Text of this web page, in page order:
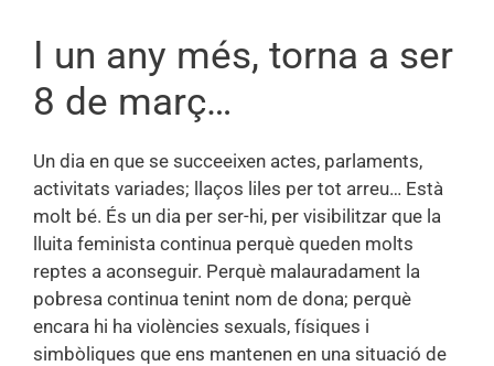
I un any més, torna a ser
8 de març…
Un dia en que se succeeixen actes, parlaments,
activitats variades; llaços liles per tot arreu… Està
molt bé. És un dia per ser-hi, per visibilitzar que la
lluita feminista continua perquè queden molts
reptes a aconseguir. Perquè malauradament la
pobresa continua tenint nom de dona; perquè
encara hi ha violències sexuals, físiques i
simbòliques que ens mantenen en una situació de